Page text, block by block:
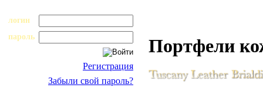
логин
пароль
Регистрация
Забыли свой пароль?
Портфели